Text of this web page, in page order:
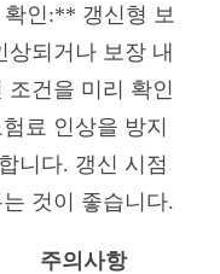
인:** 갱신형 보
상되거나 보장 내
조건을 미리 확인
료 인상을 방지
니다. 갱신 시점
것이 좋습니다.
주의사항